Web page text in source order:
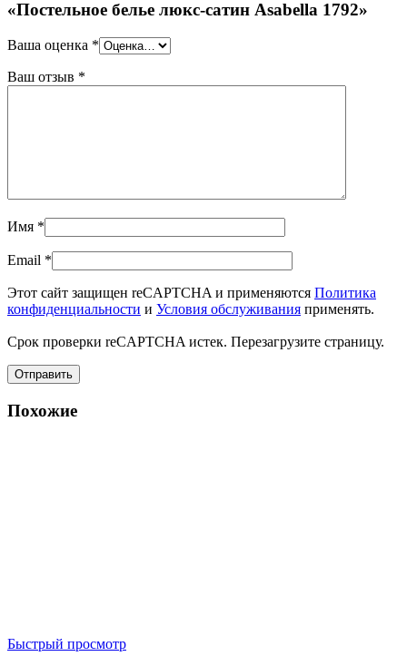
«Постельное белье люкс-сатин Asabella 1792»
Ваша оценка *
Ваш отзыв *
Имя *
Email *
Этот сайт защищен reCAPTCHA и применяются Политика
конфиденциальности и Условия обслуживания применять.
Срок проверки reCAPTCHA истек. Перезагрузите страницу.
Похожие
Быстрый просмотр